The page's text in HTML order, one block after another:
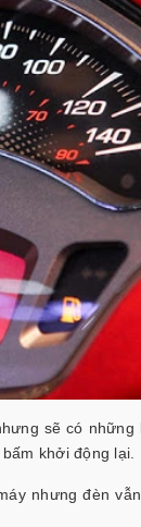
sẽ có
khởi động lại.
nhưng đèn